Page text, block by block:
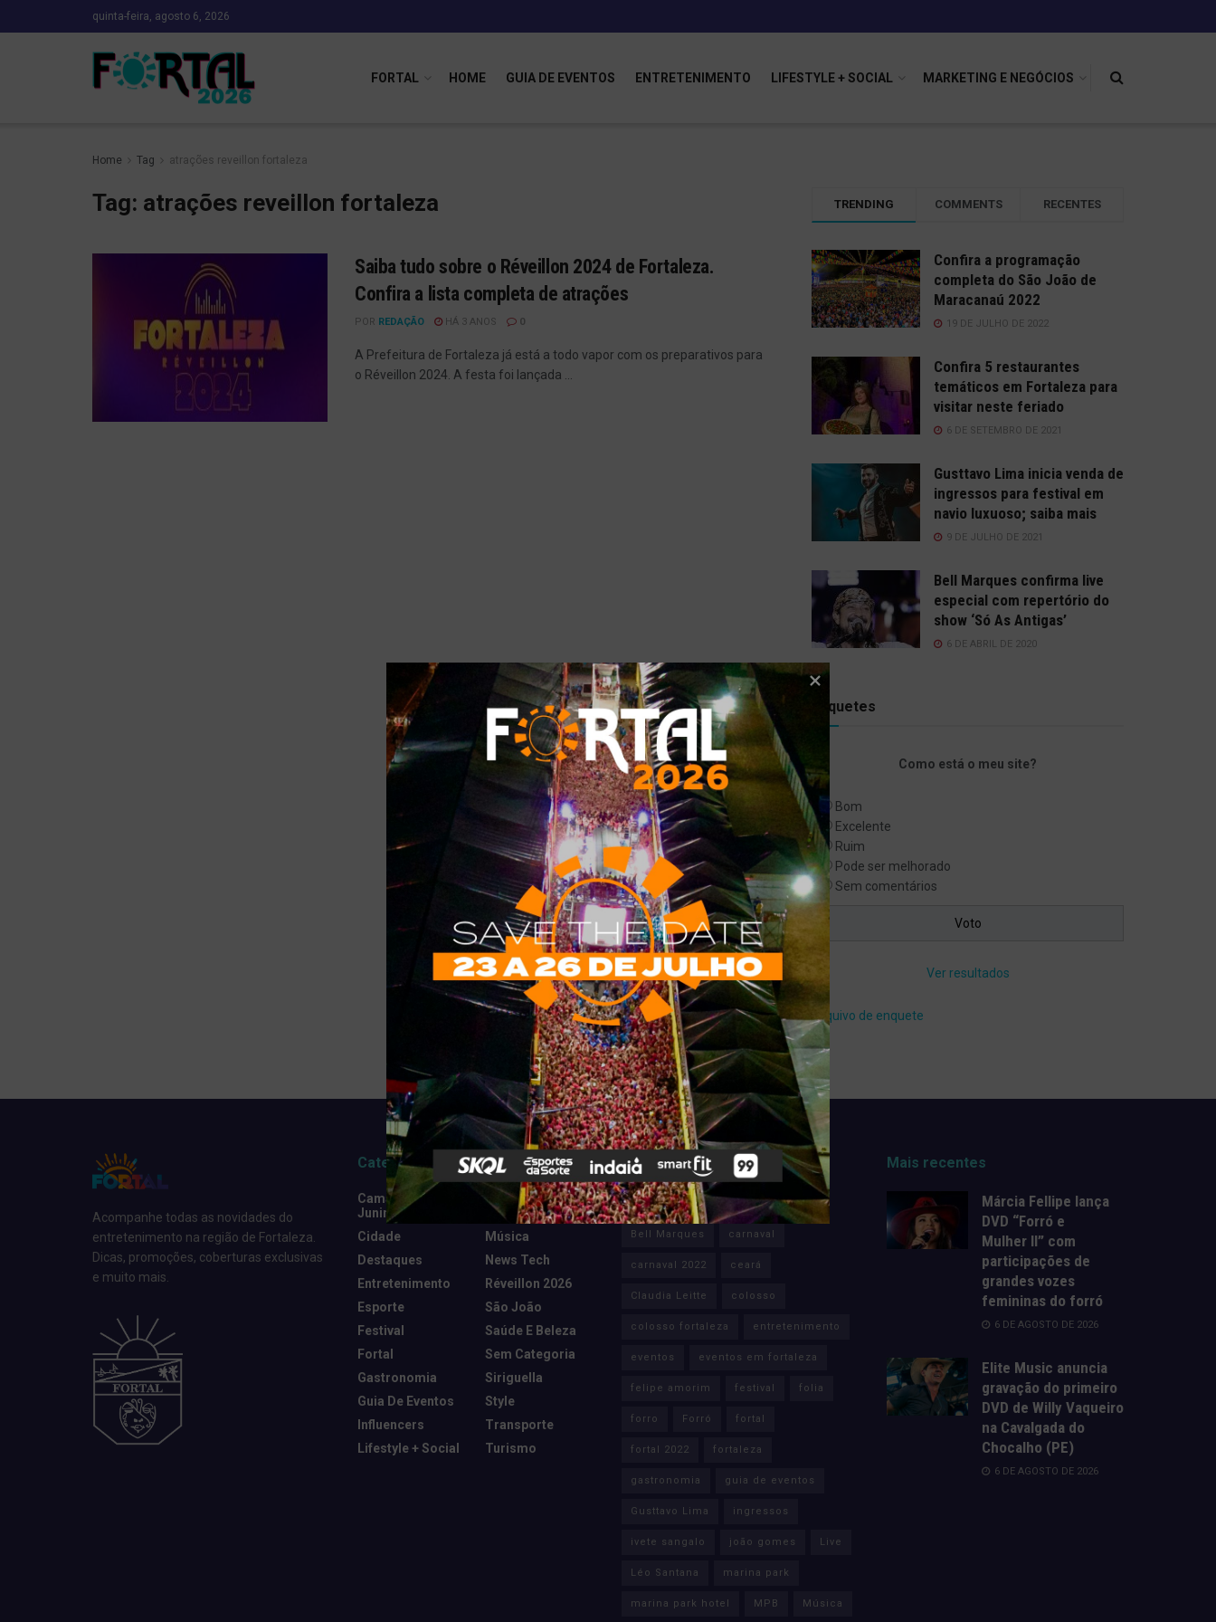
quinta-feira, agosto 6, 2026
FORTAL HOME GUIA DE EVENTOS ENTRETENIMENTO LIFESTYLE + SOCIAL MARKETING E NEGÓCIOS
Home Tag atrações reveillon fortaleza
Tag: atrações reveillon fortaleza
Saiba tudo sobre o Réveillon 2024 de Fortaleza.
Confira a lista completa de atrações
POR REDAÇÃO HÁ 3 ANOS 0
A Prefeitura de Fortaleza já está a todo vapor com os preparativos para
o Réveillon 2024. A festa foi lançada ...
TRENDING COMMENTS RECENTES
Confira a programação
completa do São João de
Maracanaú 2022
19 DE JULHO DE 2022
Confira 5 restaurantes
temáticos em Fortaleza para
visitar neste feriado
6 DE SETEMBRO DE 2021
Gusttavo Lima inicia venda de
ingressos para festival em
navio luxuoso; saiba mais
9 DE JULHO DE 2021
Bell Marques confirma live
especial com repertório do
show ‘Só As Antigas’
6 DE ABRIL DE 2020
Enquetes
Como está o meu site?
Bom
Excelente
Ruim
Pode ser melhorado
Sem comentários
Ver resultados
Arquivo de enquete
Acompanhe todas as novidades do
entretenimento na região de Fortaleza.
Dicas, promoções, coberturas exclusivas
e muito mais.
Categorias
Camarote Vip
Junino
Cidade
Destaques
Entretenimento
Esporte
Festival
Fortal
Gastronomia
Guia De Eventos
Influencers
Lifestyle + Social
Marketing E
Negócios
Música
News Tech
Réveillon 2026
São João
Saúde E Beleza
Sem Categoria
Siriguella
Style
Transporte
Turismo
Tags
Anitta Axé Banda Eva
Bell Marques carnaval
carnaval 2022 ceará
Claudia Leitte colosso
colosso fortaleza entretenimento
eventos eventos em fortaleza
felipe amorim festival folia
forro Forró fortal
fortal 2022 fortaleza
gastronomia guia de eventos
Gusttavo Lima ingressos
ivete sangalo joão gomes Live
Léo Santana marina park
marina park hotel MPB Música
Mais recentes
Márcia Fellipe lança
DVD “Forró e
Mulher II” com
participações de
grandes vozes
femininas do forró
6 DE AGOSTO DE 2026
Elite Music anuncia
gravação do primeiro
DVD de Willy Vaqueiro
na Cavalgada do
Chocalho (PE)
6 DE AGOSTO DE 2026